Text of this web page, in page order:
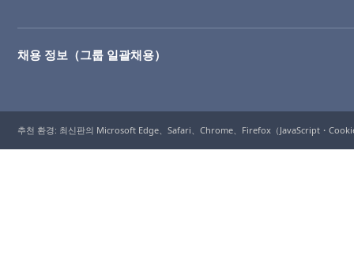
채용 정보（그룹 일괄채용）
추천 환경: 최신판의 Microsoft Edge、Safari、Chrome、Firefox（JavaScript・